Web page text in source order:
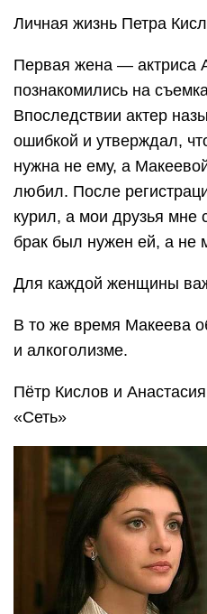
Личная жизнь Петра
Первая жена — актриса
познакомились на
Впоследствии актер
ошибкой и утверждал,
нужна не ему, а
любил. После
курил, а мои друзья мне
брак был нужен ей, а не
Для каждой женщины
В то же время Макеева
и алкоголизме.
Пётр Кислов и
«Сеть»